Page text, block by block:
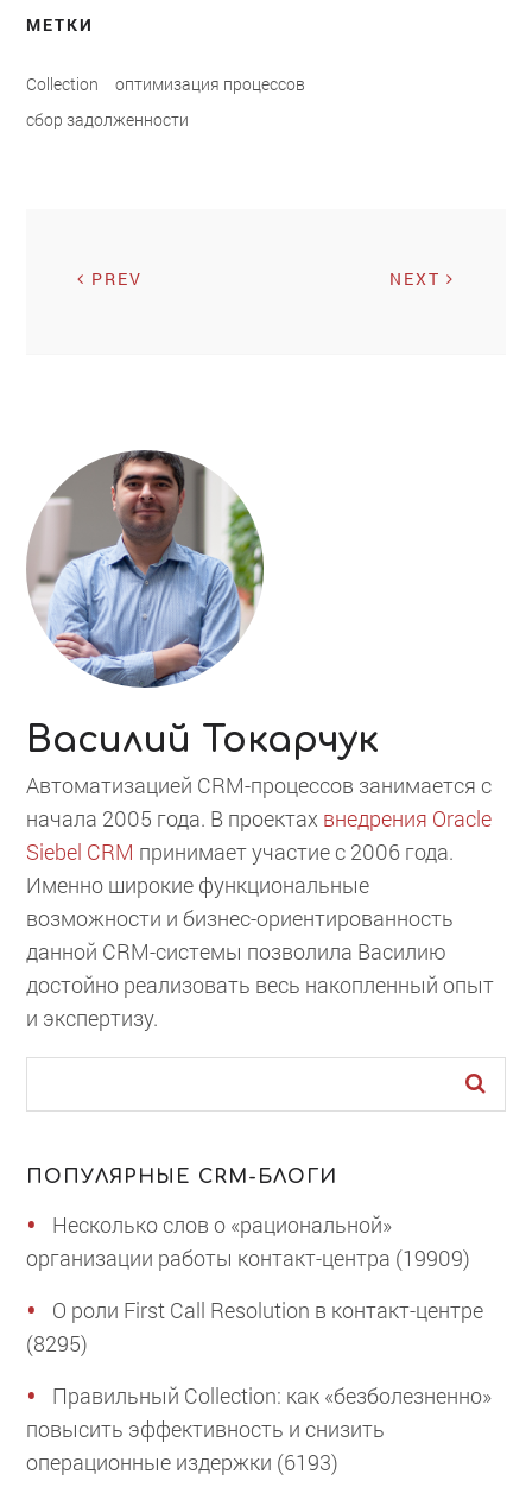
МЕТКИ
Collection
оптимизация процессов
сбор задолженности
PREV NEXT
Василий Токарчук
Автоматизацией CRM-процессов занимается с
начала 2005 года. В проектах внедрения Oracle
Siebel CRM принимает участие с 2006 года.
Именно широкие функциональные
возможности и бизнес-ориентированность
данной CRM-системы позволила Василию
достойно реализовать весь накопленный опыт
и экспертизу.
ПОПУЛЯРНЫЕ CRM-БЛОГИ
Несколько слов о «рациональной»
организации работы контакт-центра (19909)
О роли First Call Resolution в контакт-центре
(8295)
Правильный Collection: как «безболезненно»
повысить эффективность и снизить
операционные издержки (6193)